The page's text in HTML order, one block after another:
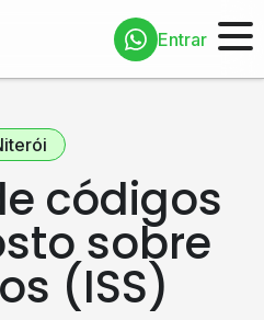
Entrar
códigos
sobre
(ISS)